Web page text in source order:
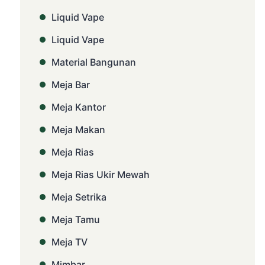
Liquid Vape
Liquid Vape
Material Bangunan
Meja Bar
Meja Kantor
Meja Makan
Meja Rias
Meja Rias Ukir Mewah
Meja Setrika
Meja Tamu
Meja TV